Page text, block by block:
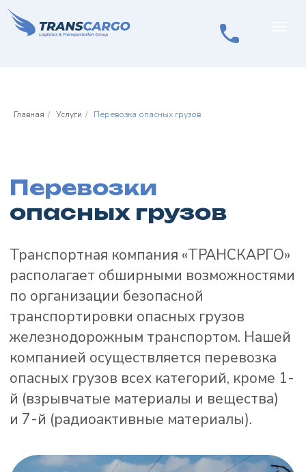
Главная / Услуги / Перевозка опасных грузов
Транспортная компания «ТРАНСКАРГО»
располагает обширными возможностями
по организации безопасной
транспортировки опасных грузов
компанией осуществляется перевозка
опасных грузов всех категорий, кроме 1-
й (взрывчатые материалы и вещества)
и 7-й (радиоактивные материалы).